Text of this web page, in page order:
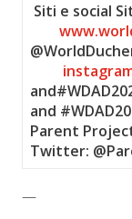
Siti e social
and
Parent
Twitter:
—